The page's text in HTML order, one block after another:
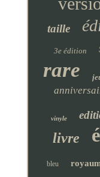
taille
3e édition
rare
vinyle
livre
bleu